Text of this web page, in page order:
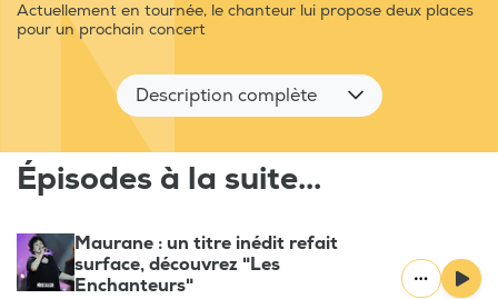
Actuellement en tournée, le chanteur lui propose deux places
pour un prochain concert
Description complète
Épisodes à la suite...
Maurane : un titre inédit refait
surface, découvrez "Les
Enchanteurs"